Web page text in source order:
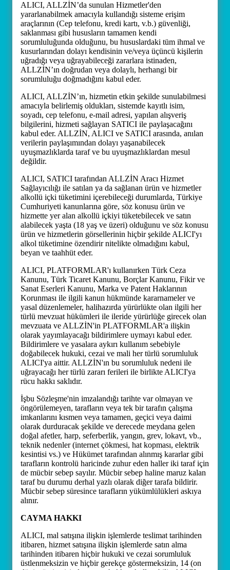
ALICI, ALLZİN’da sunulan Hizmetler'den
yararlanabilmek amacıyla kullandığı sisteme erişim
araçlarının (Cep telefonu, kredi kartı, v.b.) güvenliği,
saklanması gibi hususların tamamen kendi
sorumluluğunda olduğunu, bu hususlardaki tüm ihmal ve
kusurlarından dolayı kendisinin ve/veya üçüncü kişilerin
uğradığı veya uğrayabileceği zararlara istinaden,
ALLZİN’ın doğrudan veya dolaylı, herhangi bir
sorumluluğu doğmadığını kabul eder.
ALICI, ALLZİN’ın, hizmetin etkin şekilde sunulabilmesi
amacıyla belirlemiş oldukları, sistemde kayıtlı isim,
soyadı, cep telefonu, e-mail adresi, yapılan alışveriş
bilgilerini, hizmeti sağlayan SATICI ile paylaşacağını
kabul eder. ALLZİN, ALICI ve SATICI arasında, anılan
verilerin paylaşımından dolayı yaşanabilecek
uyuşmazlıklarda taraf ve bu uyuşmazlıklardan mesul
değildir.
ALICI, SATICI tarafından ALLZİN Aracı Hizmet
Sağlayıcılığı ile satılan ya da sağlanan ürün ve hizmetler
alkollü içki tüketimini içerebileceği durumlarda, Türkiye
Cumhuriyeti kanunlarına göre, söz konusu ürün ve
hizmette yer alan alkollü içkiyi tüketebilecek ve satın
alabilecek yaşta (18 yaş ve üzeri) olduğunu ve söz konusu
ürün ve hizmetlerin görsellerinin hiçbir şekilde ALICI'yı
alkol tüketimine özendirir nitelikte olmadığını kabul,
beyan ve taahhüt eder.
ALICI, PLATFORMLAR'ı kullanırken Türk Ceza
Kanunu, Türk Ticaret Kanunu, Borçlar Kanunu, Fikir ve
Sanat Eserleri Kanunu, Marka ve Patent Haklarının
Korunması ile ilgili kanun hükmünde kararnameler ve
yasal düzenlemeler, halihazırda yürürlükte olan ilgili her
türlü mevzuat hükümleri ile ileride yürürlüğe girecek olan
mevzuata ve ALLZİN'in PLATFORMLAR'a ilişkin
olarak yayımlayacağı bildirimlere uymayı kabul eder.
Bildirimlere ve yasalara aykırı kullanım sebebiyle
doğabilecek hukuki, cezai ve mali her türlü sorumluluk
ALICI'ya aittir. ALLZİN'ın bu sorumluluk nedeni ile
uğrayacağı her türlü zararı ferileri ile birlikte ALICI'ya
rücu hakkı saklıdır.
İşbu Sözleşme'nin imzalandığı tarihte var olmayan ve
öngörülemeyen, tarafların veya tek bir tarafın çalışma
imkanlarını kısmen veya tamamen, geçici veya daimi
olarak durduracak şekilde ve derecede meydana gelen
doğal afetler, harp, seferberlik, yangın, grev, lokavt, vb.,
teknik nedenler (internet çökmesi, hat kopması, elektrik
kesintisi vs.) ve Hükümet tarafından alınmış kararlar gibi
tarafların kontrolü haricinde zuhur eden haller iki taraf için
de mücbir sebep sayılır. Mücbir sebep haline maruz kalan
taraf bu durumu derhal yazlı olarak diğer tarafa bildirir.
Mücbir sebep süresince tarafların yükümlülükleri askıya
alınır.
CAYMA HAKKI
ALICI, mal satışına ilişkin işlemlerde teslimat tarihinden
itibaren, hizmet satışına ilişkin işlemlerde satın alma
tarihinden itibaren hiçbir hukuki ve cezai sorumluluk
üstlenmeksizin ve hiçbir gerekçe göstermeksizin, 14 (on